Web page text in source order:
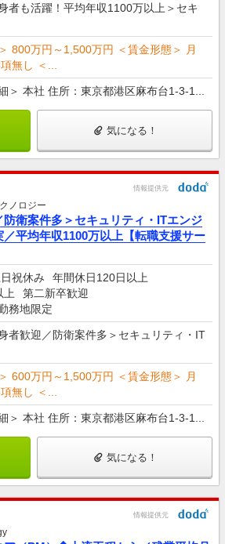
者も活躍！平均年収1100万以上＞セキ
800万円～1,500万円 ＜賃金形態＞ 月
無し ＜...
＞ 本社 住所：東京都港区麻布台1-3-1...
気になる！
情報提供元
ノロジー
防衛案件多＞セキュリティ・ITエンジ
平均年収1100万以上【転職支援サー
祝休み
年間休日120日以上
上
第二新卒歓迎
務地限定
者歓迎／防衛案件多＞セキュリティ・IT
600万円～1,500万円 ＜賃金形態＞ 月
無し ＜...
＞ 本社 住所：東京都港区麻布台1-3-1...
気になる！
情報提供元